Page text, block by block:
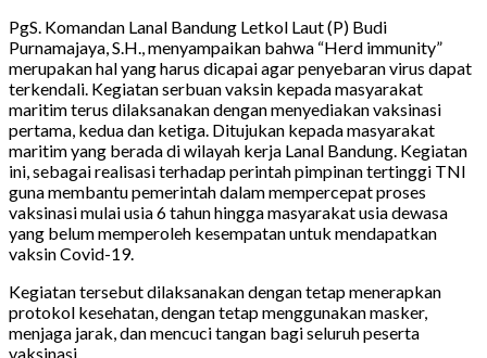
PgS. Komandan Lanal Bandung Letkol Laut (P) Budi
Purnamajaya, S.H., menyampaikan bahwa “Herd immunity”
merupakan hal yang harus dicapai agar penyebaran virus dapat
terkendali. Kegiatan serbuan vaksin kepada masyarakat
maritim terus dilaksanakan dengan menyediakan vaksinasi
pertama, kedua dan ketiga. Ditujukan kepada masyarakat
maritim yang berada di wilayah kerja Lanal Bandung. Kegiatan
ini, sebagai realisasi terhadap perintah pimpinan tertinggi TNI
guna membantu pemerintah dalam mempercepat proses
vaksinasi mulai usia 6 tahun hingga masyarakat usia dewasa
yang belum memperoleh kesempatan untuk mendapatkan
vaksin Covid-19.
Kegiatan tersebut dilaksanakan dengan tetap menerapkan
protokol kesehatan, dengan tetap menggunakan masker,
menjaga jarak, dan mencuci tangan bagi seluruh peserta
vaksinasi.